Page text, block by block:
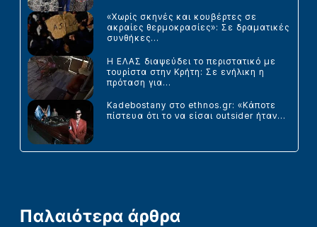
«Χωρίς σκηνές και κουβέρτες σε
ακραίες θερμοκρασίες»: Σε δραματικές
συνθήκες...
Η ΕΛΑΣ διαψεύδει το περιστατικό με
τουρίστα στην Κρήτη: Σε ενήλικη η
πρόταση για...
Kadebostany στο ethnos.gr: «Κάποτε
πίστευα ότι το να είσαι outsider ήταν...
Παλαιότερα άρθρα